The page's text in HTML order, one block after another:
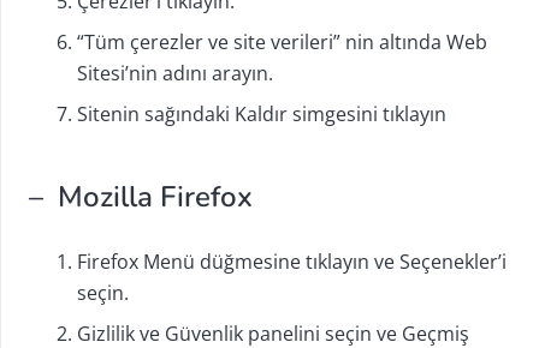
“Tüm çerezler ve site verileri” nin altında Web
Sitesi’nin adını arayın.
Sitenin sağındaki Kaldır simgesini tıklayın
– Mozilla Firefox
Firefox Menü düğmesine tıklayın ve Seçenekler’i
seçin.
Gizlilik ve Güvenlik panelini seçin ve Geçmiş